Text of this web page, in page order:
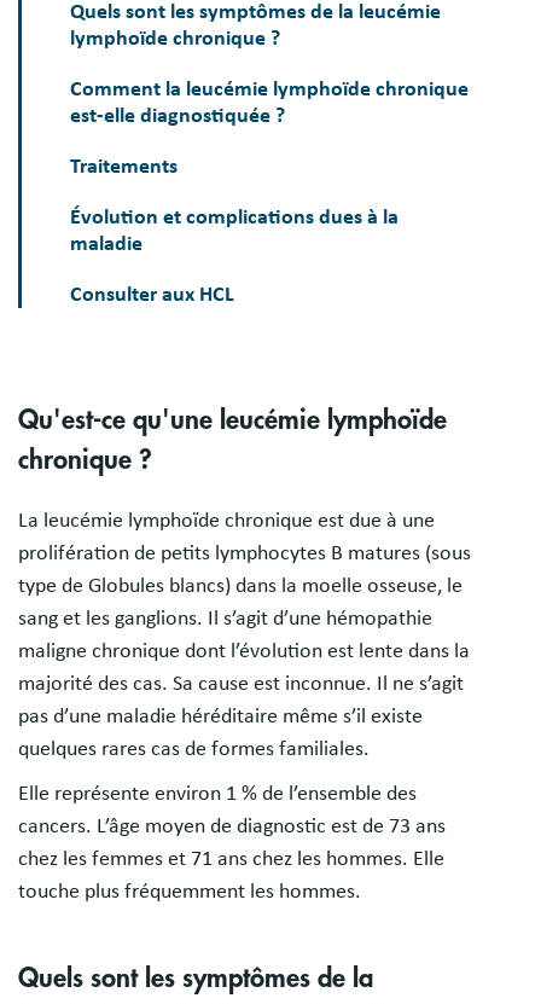
Quels sont les symptômes de la leucémie
lymphoïde chronique ?
Comment la leucémie lymphoïde chronique
est-elle diagnostiquée ?
Traitements
Évolution et complications dues à la
maladie
Consulter aux HCL
Qu'est-ce qu'une leucémie lymphoïde
chronique ?
La leucémie lymphoïde chronique est due à une
prolifération de petits lymphocytes B matures (sous
type de Globules blancs) dans la moelle osseuse, le
sang et les ganglions. Il s’agit d’une hémopathie
maligne chronique dont l’évolution est lente dans la
majorité des cas. Sa cause est inconnue. Il ne s’agit
pas d’une maladie héréditaire même s’il existe
quelques rares cas de formes familiales.
Elle représente environ 1 % de l’ensemble des
cancers. L’âge moyen de diagnostic est de 73 ans
chez les femmes et 71 ans chez les hommes. Elle
touche plus fréquemment les hommes.
Quels sont les symptômes de la